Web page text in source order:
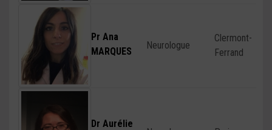
Pr Ana
MARQUES
Neurologue
Clermont-
Ferrand
Dr Aurélie